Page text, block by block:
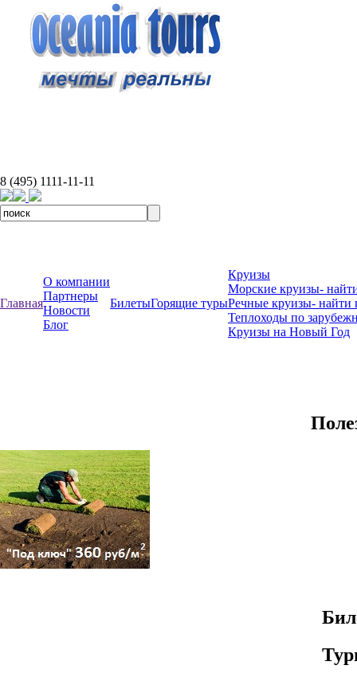
8 (495) 1111-11-11
Главная
О компании
Партнеры
Новости
Блог
БилетыГорящие туры
Круизы
Морские круизы-
Речные круизы- найти
Теплоходы по
Круизы на Новый Год